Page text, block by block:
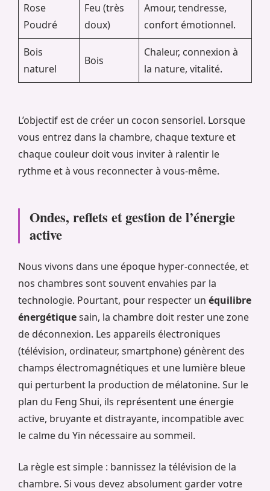
Rose
Poudré
Feu (très
doux)
Amour, tendresse,
confort émotionnel.
Bois
naturel
Bois
Chaleur, connexion à
la nature, vitalité.
L’objectif est de créer un cocon sensoriel. Lorsque
vous entrez dans la chambre, chaque texture et
chaque couleur doit vous inviter à ralentir le
rythme et à vous reconnecter à vous-même.
Ondes, reflets et gestion de l’énergie
active
Nous vivons dans une époque hyper-connectée, et
nos chambres sont souvent envahies par la
technologie. Pourtant, pour respecter un équilibre
énergétiquesain, la chambre doit rester une zone
de déconnexion. Les appareils électroniques
(télévision, ordinateur, smartphone) génèrent des
champs électromagnétiques et une lumière bleue
qui perturbent la production de mélatonine. Sur le
plan du Feng Shui, ils représentent une énergie
active, bruyante et distrayante, incompatible avec
le calme du Yin nécessaire au sommeil.
La règle est simple : bannissez la télévision de la
chambre. Si vous devez absolument garder votre